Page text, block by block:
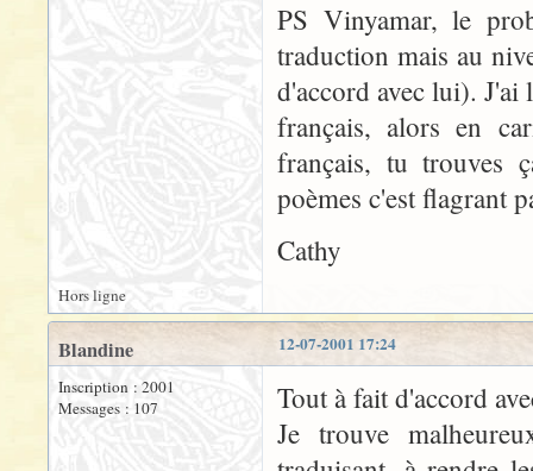
PS Vinyamar, le
traduction mais au
d'accord avec lui). J'ai
français, alors en
français, tu trouves
poèmes c'est flagrant
Cathy
Hors ligne
12-07-2001 17:24
Blandine
Inscription : 2001
Messages : 107
Tout à fait d'accord
Je trouve